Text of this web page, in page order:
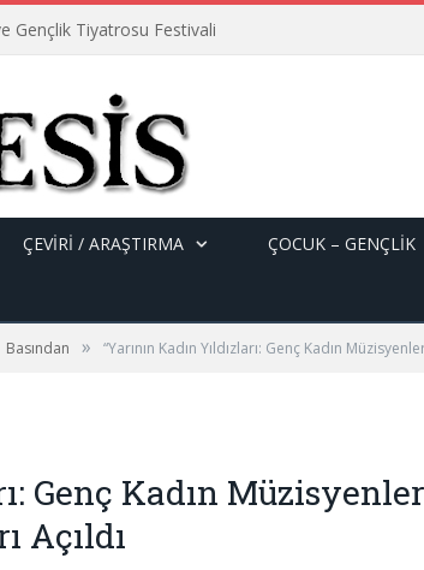
Gençlik Tiyatrosu Festivali
ÇEVİRİ / ARAŞTIRMA ÇOCUK – GENÇLIK
Basından » “Yarının Kadın Yıldızları: Genç Kadın
Genç Kadın Müzisyenler
Açıldı